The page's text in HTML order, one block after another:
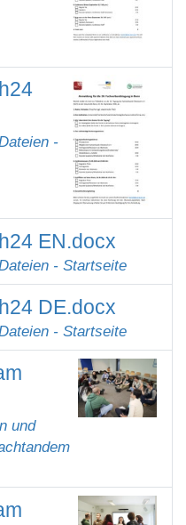
-
EN.docx
- Startseite
DE.docx
- Startseite
und